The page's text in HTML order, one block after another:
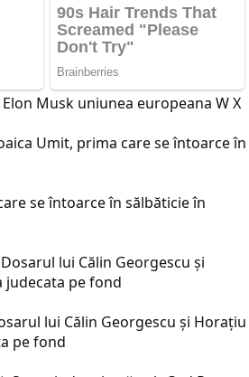
Elon Musk uniunea europeana WX
se întoarce în sălbăticie în
lui Călin Georgescu și Horațiu
pe fond